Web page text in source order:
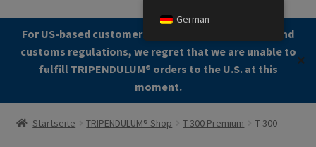
For US-based customers: Due to current shipping and
customs regulations, we regret that we are unable to
fulfill TRIPENDULUM®️ orders to the U.S. at this
moment.
✕
Menü
Start
Startseite TRIPENDULUM® Shop T-300 Premium T-300
German